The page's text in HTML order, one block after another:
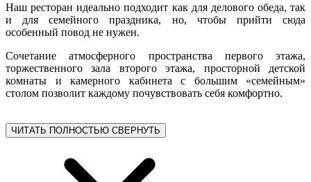
Наш ресторан идеально подходит как для делового обеда, так
и для семейного праздника, но, чтобы прийти сюда
особенный повод не нужен.
Сочетание атмосферного пространства первого этажа,
торжественного зала второго этажа, просторной детской
комнаты и камерного кабинета с большим «семейным»
столом позволит каждому почувствовать себя комфортно.
ЧИТАТЬ ПОЛНОСТЬЮ СВЕРНУТЬ